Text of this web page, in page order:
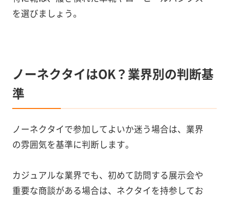
を選びましょう。
ノーネクタイはOK？業界別の判断基
準
ノーネクタイで参加してよいか迷う場合は、業界
の雰囲気を基準に判断します。
カジュアルな業界でも、初めて訪問する展示会や
重要な商談がある場合は、ネクタイを持参してお